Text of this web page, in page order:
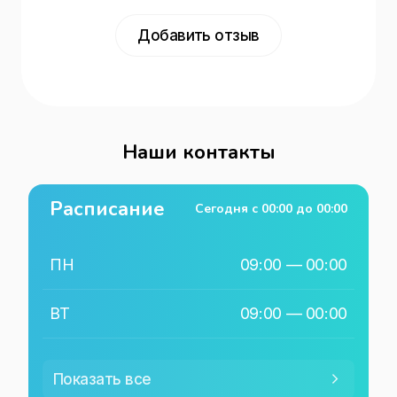
Добавить отзыв
Наши контакты
Расписание Сегодня с 00:00 до 00:00
ПН 09:00 — 00:00
ВТ 09:00 — 00:00
Показать все